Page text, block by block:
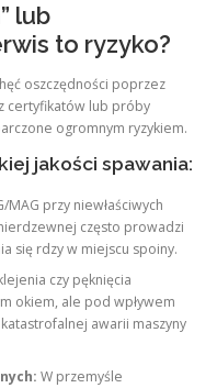
lub
to ryzyko?
oszczędności poprzez
certyfikatów lub próby
ogromnym ryzykiem.
jakości spawania:
przy niewłaściwych
często prowadzi
się rdzy w miejscu spoiny.
czy pęknięcia
okiem, ale pod wpływem
awarii maszyny
W przemyśle